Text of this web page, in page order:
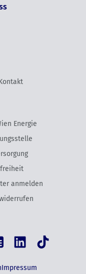
Energie
anmelden
Impressum